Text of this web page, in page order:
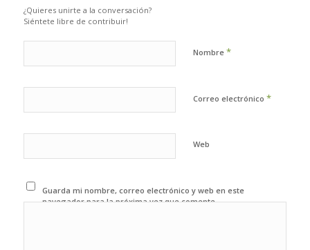
¿Quieres unirte a la conversación?
Siéntete libre de contribuir!
Nombre *
Correo electrónico *
Web
Guarda mi nombre, correo electrónico y web en este
navegador para la próxima vez que comente.